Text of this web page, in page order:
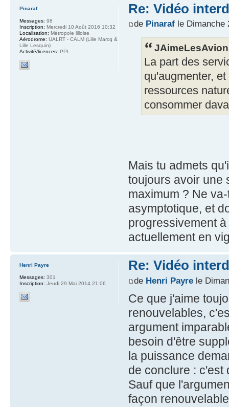
Re: Vidéo
de Pinarafle Dimanche
La part des
qu'augmenter,
ressources
consommer
Mais tu admets
toujours avoir une
maximum ? Ne
asymptotique, et
progressivement
actuellement en
Pinaraf
Messages: 98
Inscription: Mercredi 10 Août 2016 10:32
Localisation: Métropole lilloise
Aérodrome: UALRT - CALM (Lille Marcq &
Lille Lesquin)
Activité/licences: PPL
Re: Vidéo
de Henri Payrele
Ce que j'aime
renouvelables,
argument
besoin d'être
la puissance
de conclure : c'est
Sauf que
façon
Henri Payre
Messages: 301
Inscription: Jeudi 29 Mai 2014 21:06